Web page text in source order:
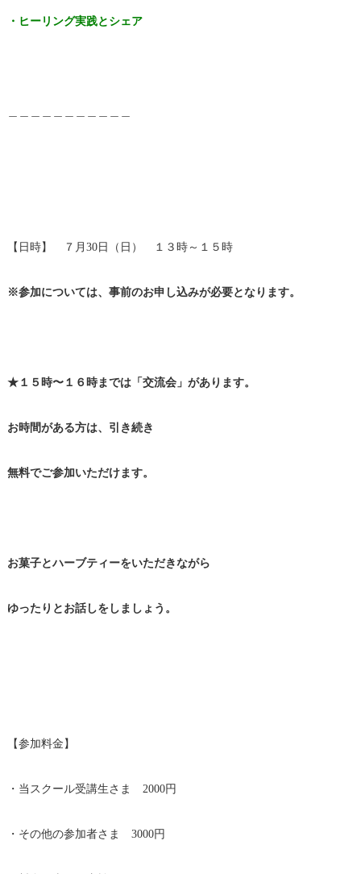
・ヒーリング実践とシェア
【日時】 ７月30日（日） １３時～１５時
※参加については、事前のお申し込みが必要となります。
★１５時〜１６時までは「交流会」があります。
お時間がある方は、引き続き
無料でご参加いただけます。
お菓子とハーブティーをいただきながら
ゆったりとお話しをしましょう。
【参加料金】
・当スクール受講生さま 2000円
・その他の参加者さま 3000円